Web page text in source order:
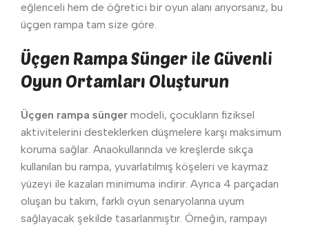
eğlenceli hem de öğretici bir oyun alanı arıyorsanız, bu
üçgen rampa tam size göre.
Üçgen Rampa Sünger ile Güvenli
Oyun Ortamları Oluşturun
Üçgen rampa sünger modeli, çocukların fiziksel
aktivitelerini desteklerken düşmelere karşı maksimum
koruma sağlar. Anaokullarında ve kreşlerde sıkça
kullanılan bu rampa, yuvarlatılmış köşeleri ve kaymaz
yüzeyi ile kazaları minimuma indirir. Ayrıca 4 parçadan
oluşan bu takım, farklı oyun senaryolarına uyum
sağlayacak şekilde tasarlanmıştır. Örneğin, rampayı